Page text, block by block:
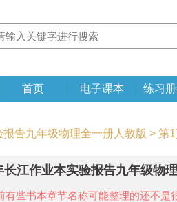
首页 电子课本 练习
告九年级物理全一册人教版 > 第
长江作业本实验报告九年级物
有些书本章节名称可能整理的还不